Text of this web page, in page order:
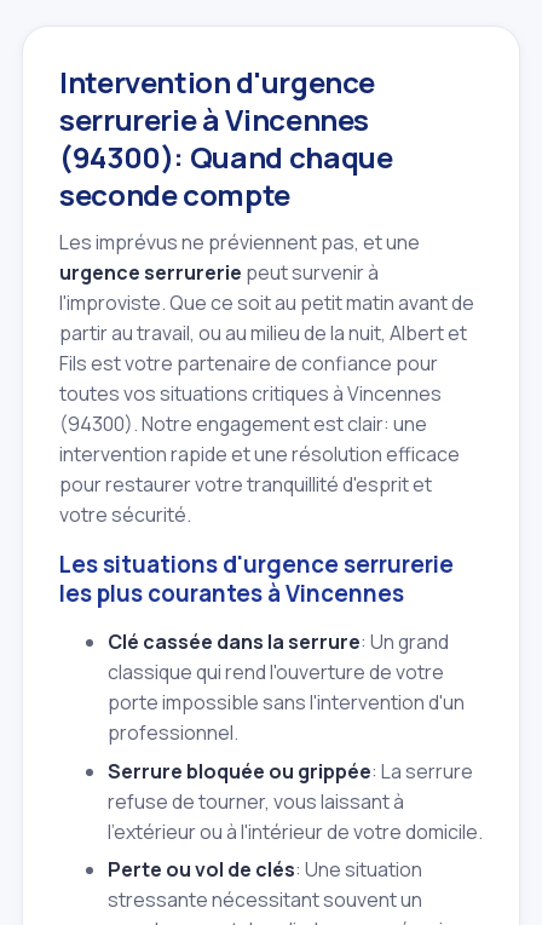
Intervention d'urgence
serrurerie à Vincennes
(94300): Quand chaque
seconde compte
Les imprévus ne préviennent pas, et une
urgence serrurerie peut survenir à
l'improviste. Que ce soit au petit matin avant de
partir au travail, ou au milieu de la nuit, Albert et
Fils est votre partenaire de confiance pour
toutes vos situations critiques à Vincennes
(94300). Notre engagement est clair: une
intervention rapide et une résolution efficace
pour restaurer votre tranquillité d'esprit et
votre sécurité.
Les situations d'urgence serrurerie
les plus courantes à Vincennes
Clé cassée dans la serrure: Un grand
classique qui rend l'ouverture de votre
porte impossible sans l'intervention d'un
professionnel.
Serrure bloquée ou grippée: La serrure
refuse de tourner, vous laissant à
l'extérieur ou à l'intérieur de votre domicile.
Perte ou vol de clés: Une situation
stressante nécessitant souvent un